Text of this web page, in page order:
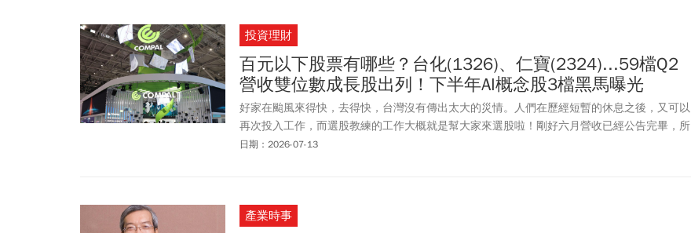
投資理財
百元以下股票有哪些？台化(1326)、仁寶(2324)...59檔Q2
營收雙位數成長股出列！下半年AI概念股3檔黑馬曝光
好家在颱風來得快，去得快，台灣沒有傳出太大的災情。人們在歷經短暫的休息之後，又可以
再次投入工作，而選股教練的工作大概就是幫大家來選股啦！剛好六月營收已經公告完畢，所
以今天就來帶大家來找找，有沒有營收成長，但股價還沒有完全反應的。
日期：2026-07-13
產業時事